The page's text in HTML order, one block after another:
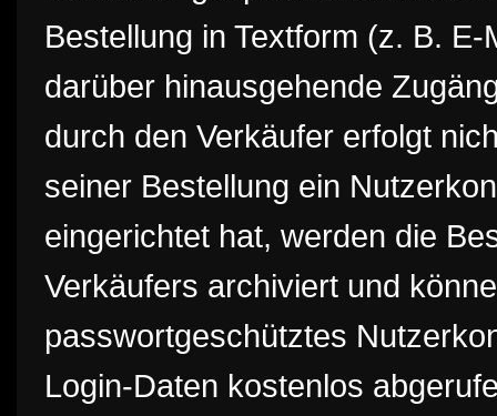
Bestellung in Textform (z. B.
darüber hinausgehende
durch den Verkäufer erfolgt
seiner Bestellung ein
eingerichtet hat, werden die
Verkäufers archiviert und
passwortgeschütztes
Login-Daten kostenlos